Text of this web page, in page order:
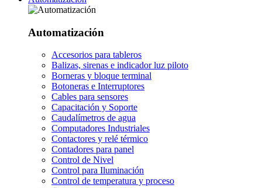
Automatización
Accesorios para tableros
Balizas, sirenas e indicador luz piloto
Borneras y bloque terminal
Botoneras e Interruptores
Cables para sensores
Capacitación y Soporte
Caudalímetros de agua
Computadores Industriales
Contactores y relé térmico
Contadores para panel
Control de Nivel
Control para Iluminación
Control de temperatura y proceso